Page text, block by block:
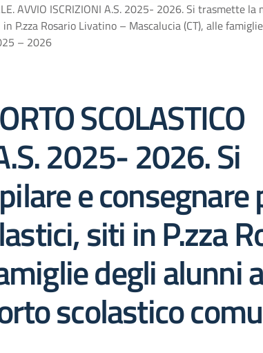
AVVIO ISCRIZIONI A.S. 2025- 2026. Si trasmette
P.zza Rosario Livatino – Mascalucia (CT), alle
– 2026
SCOLASTICO
2025- 2026. Si
e consegnare
siti in P.zza
degli alunni
scolastico